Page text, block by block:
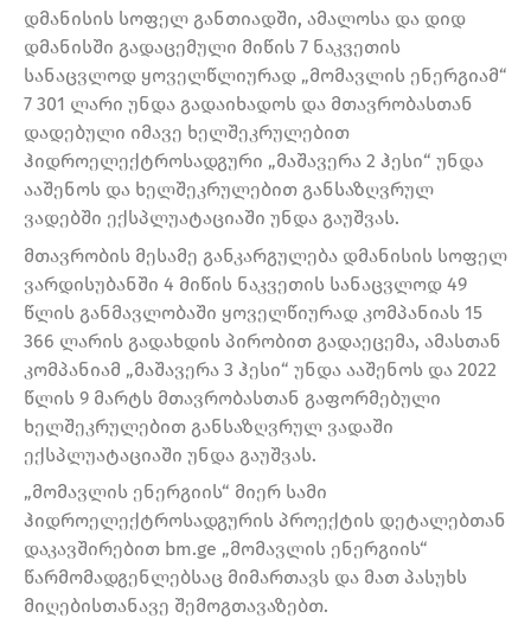
დმანისის სოფელ განთიადში, ამალოსა და დიდ
დმანისში გადაცემული მიწის 7 ნაკვეთის
სანაცვლოდ ყოველწლიურად „მომავლის ენერგიამ“
7 301 ლარი უნდა გადაიხადოს და მთავრობასთან
დადებული იმავე ხელშეკრულებით
ჰიდროელექტროსადგური „მაშავერა 2 ჰესი“ უნდა
ააშენოს და ხელშეკრულებით განსაზღვრულ
ვადებში ექსპლუატაციაში უნდა გაუშვას.
მთავრობის მესამე განკარგულება დმანისის სოფელ
ვარდისუბანში 4 მიწის ნაკვეთის სანაცვლოდ 49
წლის განმავლობაში ყოველწიურად კომპანიას 15
366 ლარის გადახდის პირობით გადაეცემა, ამასთან
კომპანიამ „მაშავერა 3 ჰესი“ უნდა ააშენოს და 2022
წლის 9 მარტს მთავრობასთან გაფორმებული
ხელშეკრულებით განსაზღვრულ ვადაში
ექსპლუატაციაში უნდა გაუშვას.
„მომავლის ენერგიის“ მიერ სამი
ჰიდროელექტროსადგურის პროექტის დეტალებთან
დაკავშირებით bm.ge „მომავლის ენერგიის“
წარმომადგენლებსაც მიმართავს და მათ პასუხს
მიღებისთანავე შემოგთავაზებთ.